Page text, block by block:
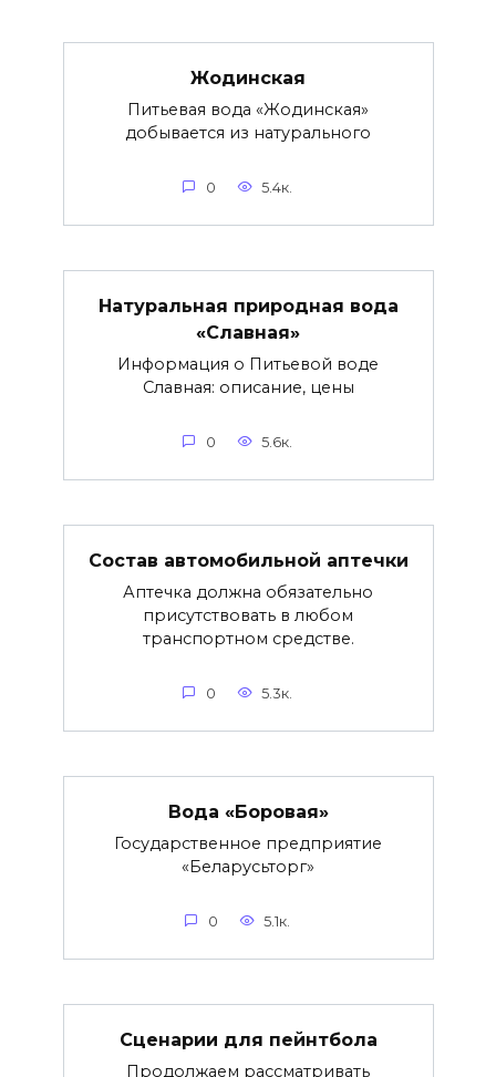
Жодинская
Питьевая вода «Жодинская»
добывается из натурального
0 5.4к.
Натуральная природная вода
«Славная»
Информация о Питьевой воде
Славная: описание, цены
0 5.6к.
Состав автомобильной аптечки
Аптечка должна обязательно
присутствовать в любом
транспортном средстве.
0 5.3к.
Вода «Боровая»
Государственное предприятие
«Беларусьторг»
0 5.1к.
Сценарии для пейнтбола
Продолжаем рассматривать